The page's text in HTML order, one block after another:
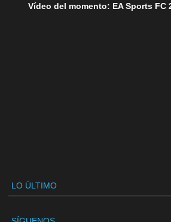
Vídeo del momento: EA Sports FC
LO ÚLTIMO